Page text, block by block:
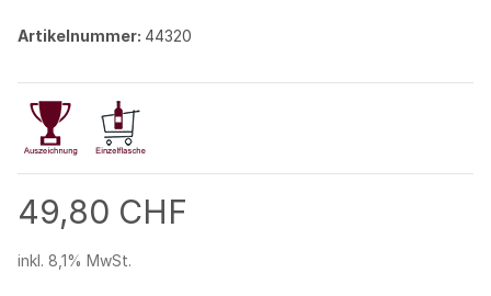
Artikelnummer: 44320
49,80 CHF
inkl. 8,1% MwSt.